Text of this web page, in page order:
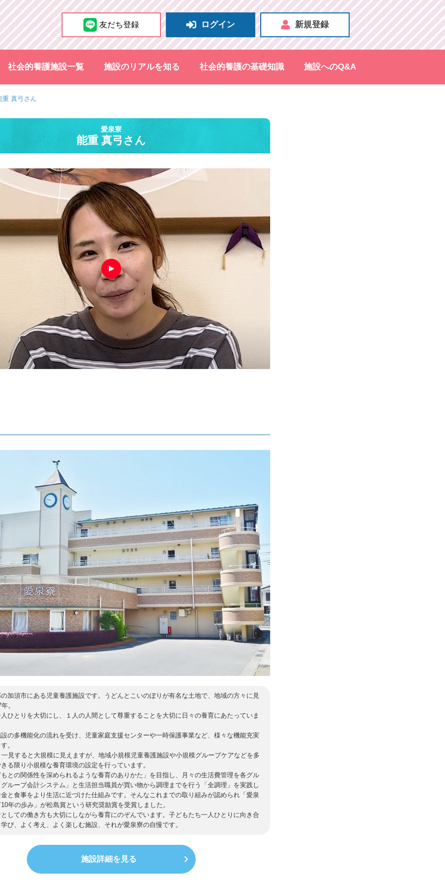
友だち登録 ログイン 新規登録
社会的養護施設一覧 施設のリアルを知る 社会的養護の基礎知識 施設へのQ&A
重 真弓さん
愛泉寮
能重 真弓さん
加須市にある児童養護施設です。うどんとこいのぼりが有名な土地で、地域の方々に見
。
ひとりを大切にし、１人の人間として尊重することを大切に日々の養育にあたっていま
の多機能化の流れを受け、児童家庭支援センターや一時保護事業など、様々な機能充実
。
見すると大規模に見えますが、地域小規模児童養護施設や小規模グループケアなどを多
る限り小規模な養育環境の設定を行っています。
との関係性を深められるような養育のありかた」を目指し、月々の生活費管理を各グル
ループ会計システム」と生活担当職員が買い物から調理までを行う「全調理」を実践し
と食事をより生活に近づけた仕組みです。そんなこれまでの取り組みが認められ「愛泉
年の歩み」が松島賞という研究奨励賞を受賞しました。
しての働き方も大切にしながら養育にのぞんでいます。子どもたち一人ひとりに向き合
び、よく考え、よく楽しむ施設、それが愛泉寮の自慢です。
施設詳細を見る